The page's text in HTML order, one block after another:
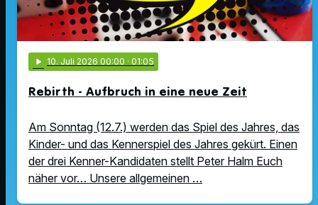
play_arrow 10. Juli 2026 00:00 · 01:05
Rebirth - Aufbruch in eine neue Zeit
Am Sonntag (12.7.) werden das Spiel des Jahres, das
Kinder- und das Kennerspiel des Jahres gekürt. Einen
der drei Kenner-Kandidaten stellt Peter Halm Euch
näher vor… Unsere allgemeinen …